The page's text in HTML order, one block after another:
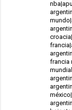
francia